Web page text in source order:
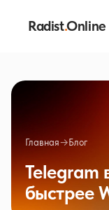
Radist.Online
Главная→Блог
Telegram
быстрее